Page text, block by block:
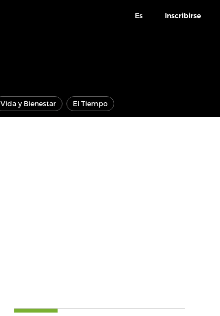
Es Inscribirse
Vida y Bienestar El Tiempo